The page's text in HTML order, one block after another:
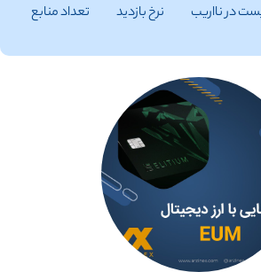
در نااریب نرخ بازدید تعداد منابع